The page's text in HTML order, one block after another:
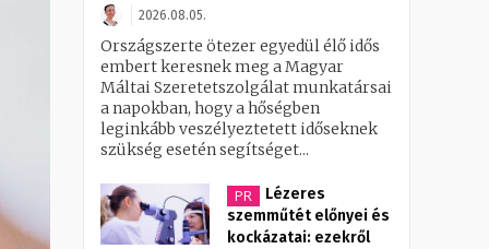
2026.08.05.
Országszerte ötezer egyedül élő idős
embert keresnek meg a Magyar
Máltai Szeretetszolgálat munkatársai
a napokban, hogy a hőségben
leginkább veszélyeztetett időseknek
szükség esetén segítséget...
PR
Lézeres
szemműtét előnyei és
kockázatai: ezekről